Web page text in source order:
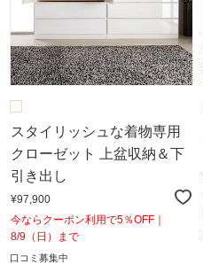
スタイリッシュな着物専用
クローゼット 上盆収納＆下
引き出し
¥97,900
今ならクーポン利用で5％OFF｜
8/9（日）まで
口コミ募集中